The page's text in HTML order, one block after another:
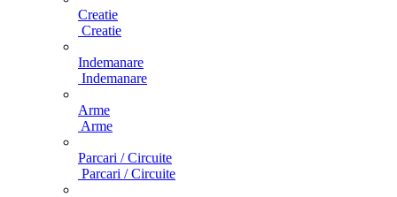
Creatie
Creatie
Indemanare
Indemanare
Arme
Arme
Parcari / Circuite
Parcari / Circuite